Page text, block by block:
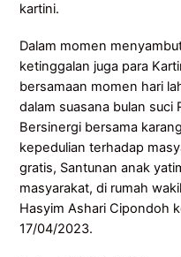
kartini.
Dalam momen
ketinggalan juga para
bersamaan momen hari
dalam suasana bulan suci
Bersinergi bersama
kepedulian terhadap
gratis, Santunan anak
masyarakat, di rumah
Hasyim Ashari Cipondoh
17/04/2023.